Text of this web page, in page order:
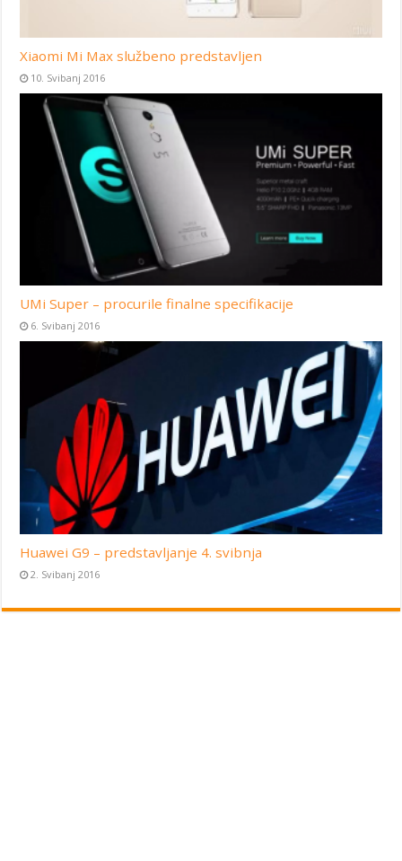
Xiaomi Mi Max službeno predstavljen
10. Svibanj 2016
UMi Super – procurile finalne specifikacije
6. Svibanj 2016
Huawei G9 – predstavljanje 4. svibnja
2. Svibanj 2016